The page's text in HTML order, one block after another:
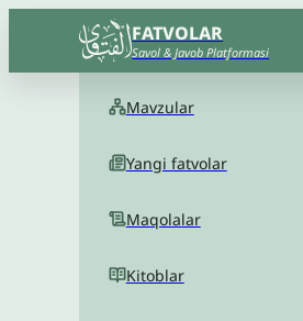
FATVOLAR
Savol & Javob Platformasi
Mavzular
Yangi fatvolar
Maqolalar
Kitoblar